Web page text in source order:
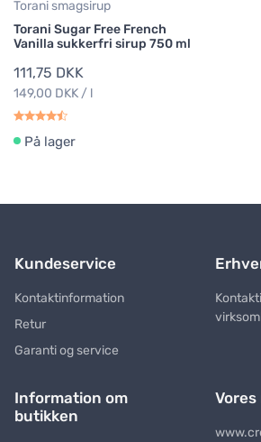
Torani smagsirup
Torani Sugar Free French
Vanilla sukkerfri sirup 750 ml
111,75 DKK
149,00 DKK / l
På lager
Kundeservice
Kontaktinformation
Retur
Garanti og service
Information om
butikken